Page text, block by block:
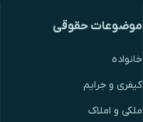
موضوعات حقوقی
خانواده
کیفری و جرایم
ملکی و املاک